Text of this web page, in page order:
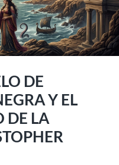
DE
Y EL
DE LA